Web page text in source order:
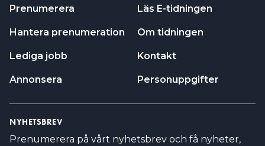
Prenumerera
Hantera prenumeration
Lediga jobb
Annonsera
Läs E-tidningen
Om tidningen
Kontakt
Personuppgifter
NYHETSBREV
Prenumerera på vårt nyhetsbrev och få nyheter,